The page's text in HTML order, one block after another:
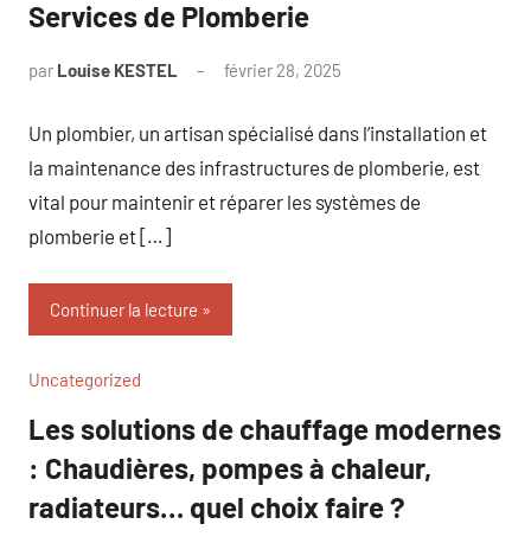
Services de Plomberie
par Louise KESTEL février 28, 2025
Un plombier, un artisan spécialisé dans l’installation et
la maintenance des infrastructures de plomberie, est
vital pour maintenir et réparer les systèmes de
plomberie et […]
Continuer la lecture
Uncategorized
Les solutions de chauffage modernes
: Chaudières, pompes à chaleur,
radiateurs… quel choix faire ?